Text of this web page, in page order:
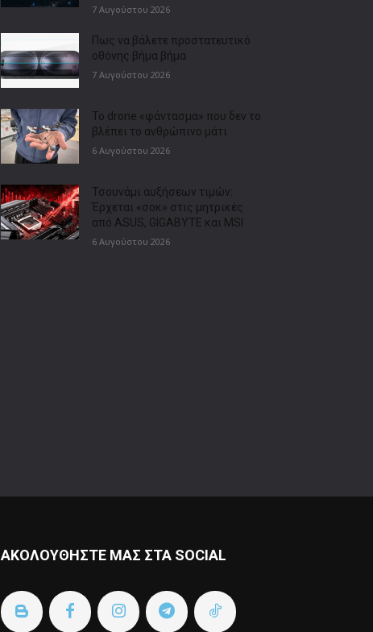
7 Αυγούστου 2026
Πως να βάλετε προστατευτικό
οθόνης βήμα βήμα
7 Αυγούστου 2026
Το drone «φάντασμα» που δεν το
βλέπει το ανθρώπινο μάτι
6 Αυγούστου 2026
Τσουνάμι αυξήσεων τιμών:
Έρχεται «σοκ» στις μητρικές
από ASUS, GIGABYTE και MSI
6 Αυγούστου 2026
ΑΚΟΛΟΥΘΗΣΤΕ ΜΑΣ ΣΤΑ SOCIAL